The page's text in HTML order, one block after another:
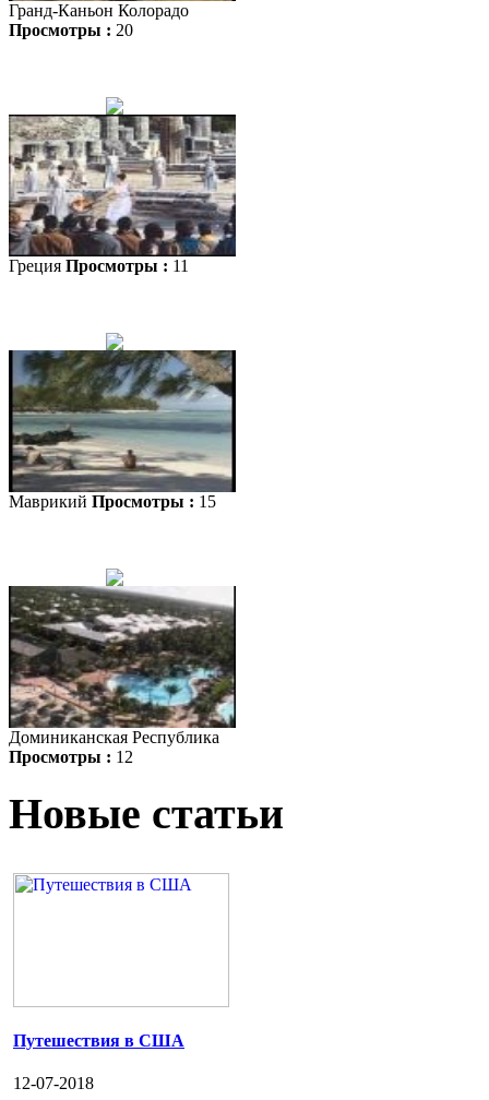
Гранд-Каньон Колорадо
Просмотры : 20
Греция Просмотры : 11
Маврикий Просмотры : 15
Доминиканская Республика
Просмотры : 12
Новые статьи
Путешествия в США
12-07-2018